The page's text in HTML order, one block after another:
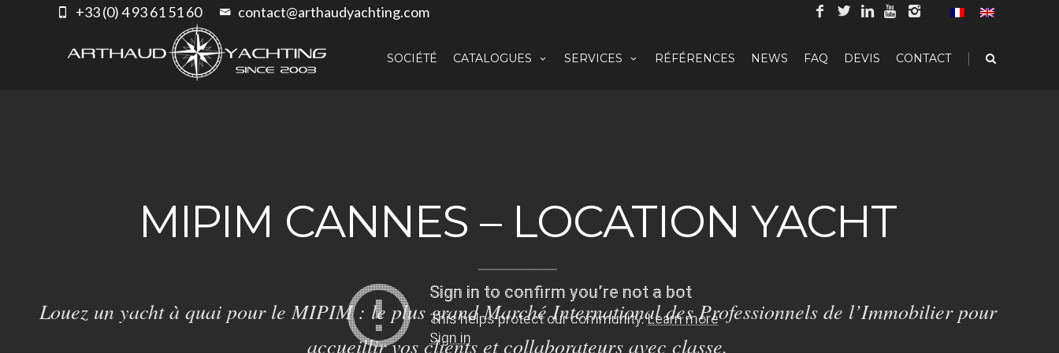
contact@arthaudyachting.com
+33 (0) 4 93 61 51 60
SOCIÉTÉ CATALOGUES SERVICES RÉFÉRENCES NEWS FAQ DEVIS CONTACT |
MIPIM CANNES – LOCATION YACHT
Louez un yacht à quai pour le MIPIM : le plus grand Marché International des Professionnels de l’Immobilier pour
accueillir vos clients et collaborateurs avec classe.